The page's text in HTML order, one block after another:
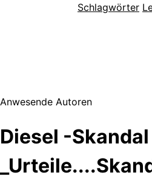
Schlagwörter
Anwesende Autoren
Diesel -Skandal